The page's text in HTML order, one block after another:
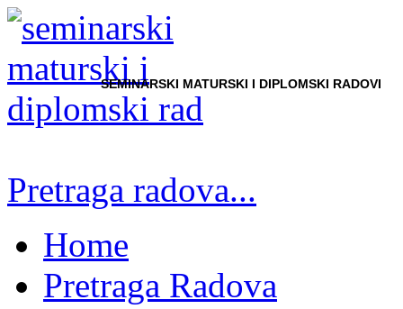
SEMINARSKI MATURSKI I DIPLOMSKI RADOVI
Pretraga radova...
Home
Pretraga Radova